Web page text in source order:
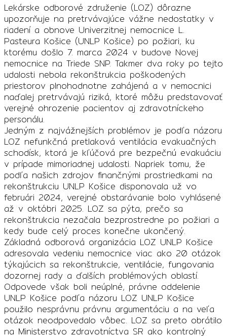
Lekárske odborové združenie (LOZ) dôrazne
upozorňuje na pretrvávajúce vážne nedostatky v
riadení a obnove Univerzitnej nemocnice L.
Pasteura Košice (UNLP Košice) po požiari, ku
ktorému došlo 7. marca 2024 v budove Novej
nemocnice na Triede SNP. Takmer dva roky po tejto
udalosti nebola rekonštrukcia poškodených
priestorov plnohodnotne zahájená a v nemocnici
naďalej pretrvávajú riziká, ktoré môžu predstavovať
verejné ohrozenie pacientov aj zdravotníckeho
personálu.
Jedným z najvážnejších problémov je podľa názoru
LOZ nefunkčná pretlaková ventilácia evakuačných
schodísk, ktorá je kľúčová pre bezpečnú evakuáciu
v prípade mimoriadnej udalosti. Napriek tomu, že
podľa našich zdrojov finančnými prostriedkami na
rekonštrukciu UNLP Košice disponovala už vo
februári 2024, verejné obstarávanie bolo vyhlásené
až v októbri 2025. LOZ sa pýta, prečo sa
rekonštrukcia nezačala bezprostredne po požiari a
kedy bude celý proces konečne ukončený.
Základná odborová organizácia LOZ UNLP Košice
adresovala vedeniu nemocnice viac ako 20 otázok
týkajúcich sa rekonštrukcie, ventilácie, fungovania
dozornej rady a ďalších problémových oblastí.
Odpovede však boli neúplné, právne oddelenie
UNLP Košice podľa názoru LOZ UNLP Košice
použilo nesprávnu právnu argumentáciu a na veľa
otázok neodpovedalo vôbec. LOZ sa preto obrátilo
na Ministerstvo zdravotníctva SR ako kontrolný